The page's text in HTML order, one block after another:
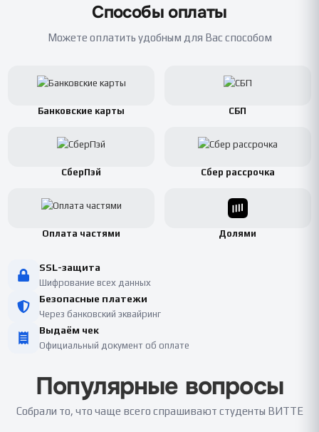
Способы оплаты
Можете оплатить удобным для Вас способом
Банковские карты СБП
СберПэй Сбер рассрочка
Оплата частями Долями
SSL-защита
Шифрование всех данных
Безопасные платежи
Через банковский эквайринг
Выдаём чек
Официальный документ об оплате
Популярные вопросы
Собрали то, что чаще всего спрашивают студенты ВИТТЕ